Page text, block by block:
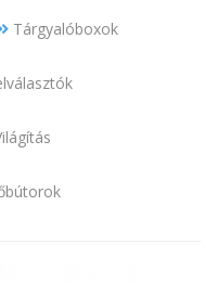
Tárgyalóboxok